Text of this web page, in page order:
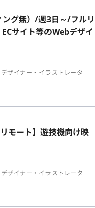
ング無）/週3日～/フルリ
サイト等のWebデザイ
ザイナー・イラストレータ
モート】遊技機向け映
ザイナー・イラストレータ